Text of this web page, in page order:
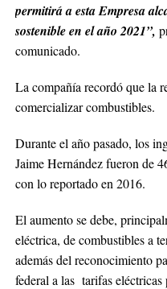
permitirá a esta Empresa
sostenible en el año 2021”,
comunicado.
La compañía recordó que la
comercializar combustibles.
Durante el año pasado, los
Jaime Hernández fueron de
con lo reportado en 2016.
El aumento se debe,
eléctrica, de combustibles a
además del reconocimiento
federal a las tarifas eléctricas